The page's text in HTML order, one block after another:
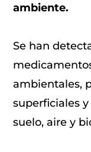
ambiente.
Se han
ambientales,
superficiales
suelo, aire y